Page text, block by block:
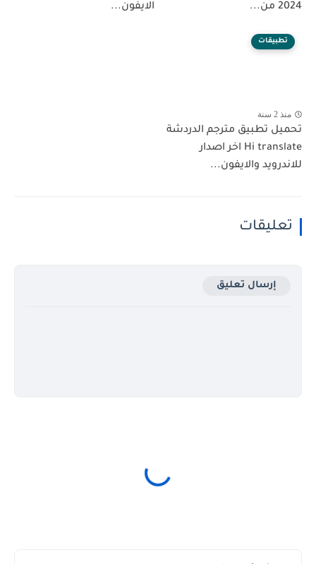
2024 من...
الايفون...
تطبيقات
منذ 2 سنة
تحميل تطبيق مترجم الدردشة
Hi translate اخر اصدار
للاندرويد والايفون...
تعليقات
إرسال تعليق